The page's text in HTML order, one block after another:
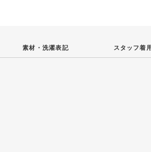
素材・ 洗濯表記 スタッフ着